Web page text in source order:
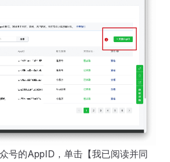
号的AppID，单击【我已阅读并同